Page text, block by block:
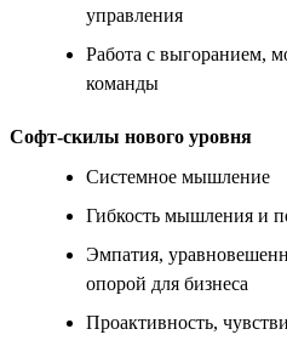
управления
Работа с выгоранием,
команды
Софт-скилы нового уровня
Системное мышление
Гибкость мышления и
Эмпатия,
опорой для бизнеса
Проактивность,